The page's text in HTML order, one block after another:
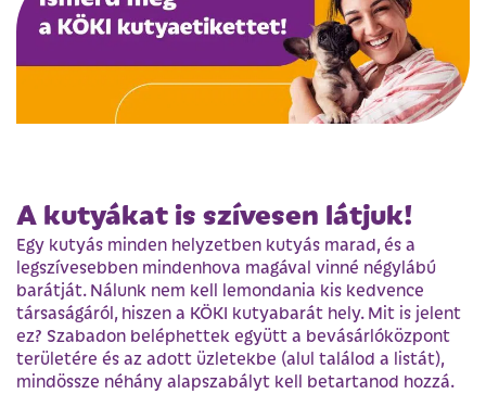
A kutyákat is szívesen látjuk!
Egy kutyás minden helyzetben kutyás marad, és a
legszívesebben mindenhova magával vinné négylábú
barátját. Nálunk nem kell lemondania kis kedvence
társaságáról, hiszen a KÖKI kutyabarát hely. Mit is jelent
ez? Szabadon beléphettek együtt a bevásárlóközpont
területére és az adott üzletekbe (alul találod a listát),
mindössze néhány alapszabályt kell betartanod hozzá.